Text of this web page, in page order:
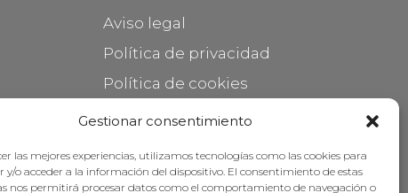
Gestionar consentimiento
las mejores experiencias, utilizamos tecnologías como las cookies para
y/o acceder a la información del dispositivo. El consentimiento de estas
nos permitirá procesar datos como el comportamiento de navegación o
Aviso legal
Política de privacidad
Política de cookies
Mantener su mueble